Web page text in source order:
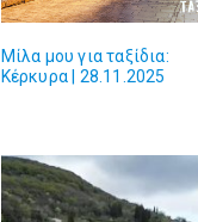
Μίλα μου για ταξίδια:
Κέρκυρα | 28.11.2025